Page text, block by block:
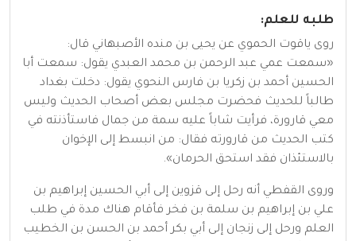
طلبه للعلم:
روى ياقوت الحموي عن يحيى بن منده الأصبهاني قال:
«سمعت عمي عبد الرحمن بن محمد العبدي يقول: سمعت أبا
الحسين أحمد بن زكريا بن فارس النحوي يقول: دخلت بغداد
طالباً للحديث فحضرت مجلس بعض أصحاب الحديث وليس
معي قارورة، فرأيت شاباً عليه سمة من جمال فاستأذنته في
كتب الحديث من قارورته فقال: من انبسط إلى الإخوان
بالاستئذان فقد استحق الحرمان».
وروى القفطي أنه رحل إلى قزوين إلى أبي الحسين إبراهيم بن
علي بن إبراهيم بن سلمة بن فخر فأقام هناك مدة في طلب
العلم ورحل إلى زنجان إلى أبي بكر أحمد بن الحسن بن الخطيب